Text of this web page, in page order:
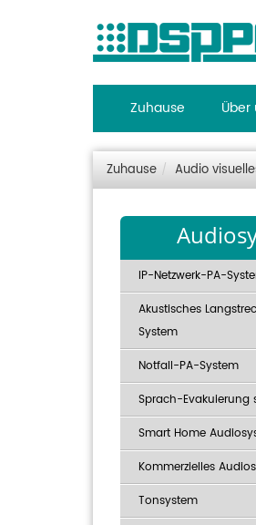
Zuhause Über
Zuhause Audio
IP-Netzwerk-PA-
Akustisches
System
Notfall-PA-System
Sprach-Evakuierung
Smart Home
Kommerzielles
Tonsystem